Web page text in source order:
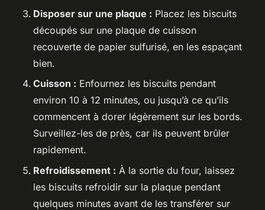
Disposer sur une plaque : Placez les biscuits
découpés sur une plaque de cuisson
recouverte de papier sulfurisé, en les espaçant
bien.
Cuisson : Enfournez les biscuits pendant
environ 10 à 12 minutes, ou jusqu’à ce qu’ils
commencent à dorer légèrement sur les bords.
Surveillez-les de près, car ils peuvent brûler
rapidement.
Refroidissement : À la sortie du four, laissez
les biscuits refroidir sur la plaque pendant
quelques minutes avant de les transférer sur